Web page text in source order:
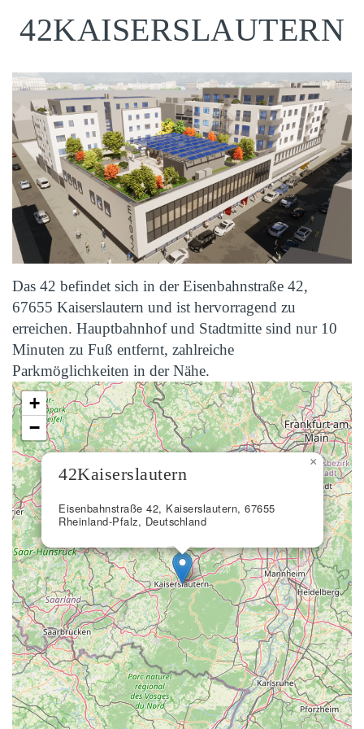
42KAISERSLAUTERN
Das 42 befindet sich in der Eisenbahnstraße 42,
67655 Kaiserslautern und ist hervorragend zu
erreichen. Hauptbahnhof und Stadtmitte sind nur 10
Minuten zu Fuß entfernt, zahlreiche
Parkmöglichkeiten in der Nähe.
42Kaiserslautern
Eisenbahnstraße 42, Kaiserslautern, 67655
Rheinland-Pfalz, Deutschland
×
+
−